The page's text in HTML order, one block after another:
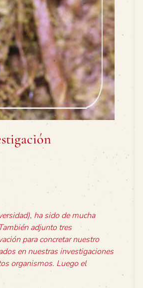
ha sido de mucha
adjunto tres
para concretar nuestro
en nuestras investigaciones
organismos. Luego el